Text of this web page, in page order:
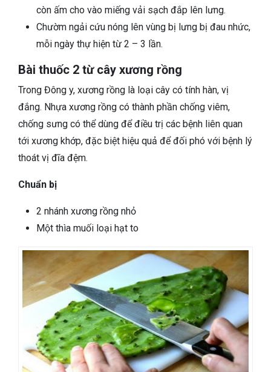
còn ấm cho vào miếng vải sạch đắp lên lưng.
Chườm ngải cứu nóng lên vùng bị lưng bị đau nhức,
mỗi ngày thự hiện từ 2 – 3 lần.
Bài thuốc 2 từ cây xương rồng
Trong Đông y, xương rồng là loại cây có tính hàn, vị
đắng. Nhựa xương rồng có thành phần chống viêm,
chống sưng có thể dùng để điều trị các bệnh liên quan
tới xương khớp, đặc biệt hiệu quả để đối phó với bệnh lý
thoát vị đĩa đệm.
Chuẩn bị
2 nhánh xương rồng nhỏ
Một thìa muối loại hạt to